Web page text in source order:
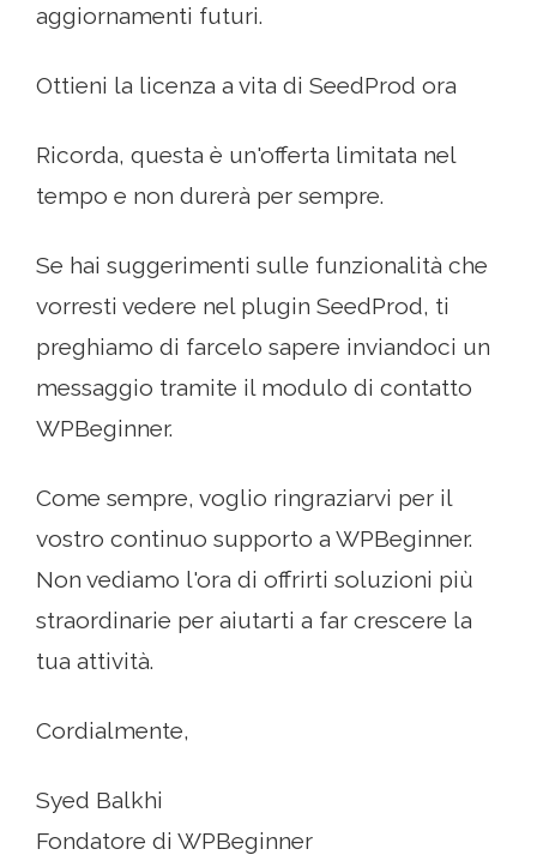
aggiornamenti futuri.
Ottieni la licenza a vita di SeedProd ora
Ricorda, questa è un'offerta limitata nel
tempo e non durerà per sempre.
Se hai suggerimenti sulle funzionalità che
vorresti vedere nel plugin SeedProd, ti
preghiamo di farcelo sapere inviandoci un
messaggio tramite il modulo di contatto
WPBeginner.
Come sempre, voglio ringraziarvi per il
vostro continuo supporto a WPBeginner.
Non vediamo l'ora di offrirti soluzioni più
straordinarie per aiutarti a far crescere la
tua attività.
Cordialmente,
Syed Balkhi
Fondatore di WPBeginner